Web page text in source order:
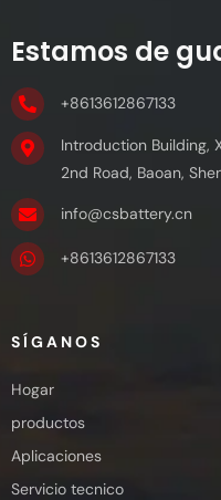
Estamos de
+8613612867133
Introduction Building,
2nd Road, Baoan,
info@csbattery.cn
+8613612867133
SÍGANOS
Hogar
productos
Aplicaciones
Servicio tecnico